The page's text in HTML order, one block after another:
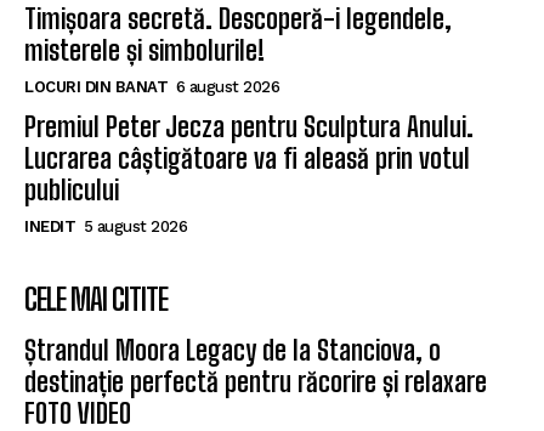
Timișoara secretă. Descoperă-i legendele,
misterele și simbolurile!
LOCURI DIN BANAT 6 august 2026
Premiul Peter Jecza pentru Sculptura Anului.
Lucrarea câștigătoare va fi aleasă prin votul
publicului
INEDIT 5 august 2026
CELE MAI CITITE
Ștrandul Moora Legacy de la Stanciova, o
destinație perfectă pentru răcorire și relaxare
FOTO VIDEO